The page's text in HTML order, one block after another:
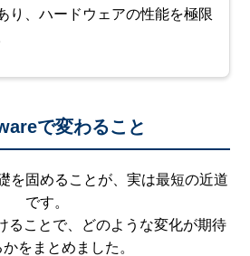
り、ハードウェアの性能を極限
で変わること
を固めることが、実は最短の近道
です。
ることで、どのような変化が期待
をまとめました。